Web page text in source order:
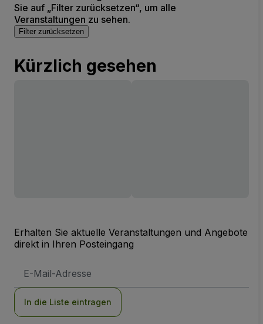
Sie auf „Filter zurücksetzen“, um alle
Veranstaltungen zu sehen.
Filter zurücksetzen
Kürzlich gesehen
Erhalten Sie aktuelle Veranstaltungen und Angebote
direkt in Ihren Posteingang
Mail-
In die Liste eintragen